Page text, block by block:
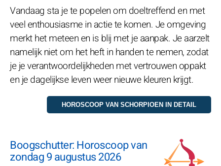
Vandaag sta je te popelen om doeltreffend en met
veel enthousiasme in actie te komen. Je omgeving
merkt het meteen en is blij met je aanpak. Je aarzelt
namelijk niet om het heft in handen te nemen, zodat
je je verantwoordelijkheden met vertrouwen oppakt
en je dagelijkse leven weer nieuwe kleuren krijgt.
Boogschutter: Horoscoop van
zondag 9 augustus 2026